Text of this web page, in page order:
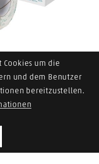
Cookies um die
und dem Benutzer
bereitzustellen.